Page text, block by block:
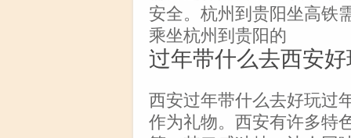
安全。杭州到贵阳坐高铁
乘坐杭州到贵阳的
过年带什么去西安
西安过年带什么去好玩过
作为礼物。西安有许多特